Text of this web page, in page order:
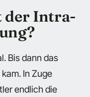
der Intra-
Bis dann das
In Zuge
endlich die